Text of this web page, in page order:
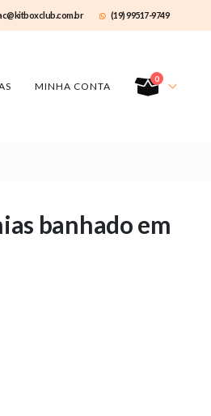
(19) 99517-9749
MINHA CONTA
0
banhado em